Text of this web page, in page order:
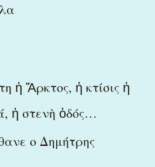
ἡ Ἄρκτος, ἡ κτίσις ἡ
ἡ στενὴ ὁδός…
ο Δημήτρης